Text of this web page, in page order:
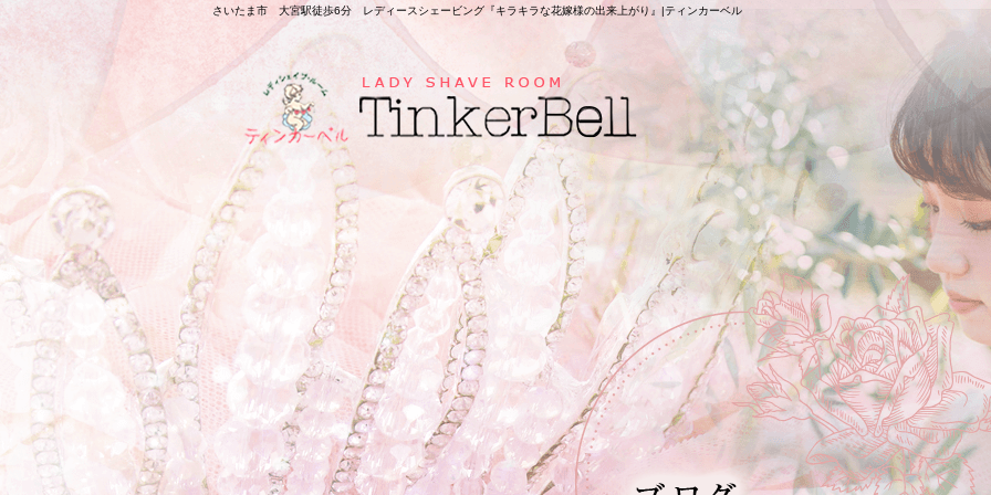
さいたま市 大宮駅徒歩6分 レディースシェービング『キラキラな花嫁様の出来上がり』|ティンカーベル